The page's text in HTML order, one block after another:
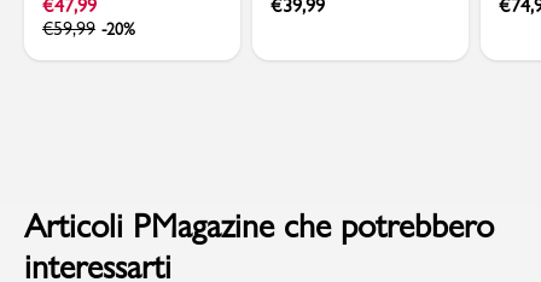
€47,99
€59,99 -20%
€39,99 €
Articoli PMagazine che potrebbero
interessarti